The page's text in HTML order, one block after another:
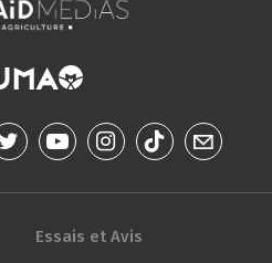
Essais et Avis